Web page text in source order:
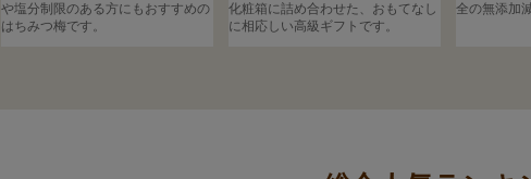
や塩分制限のある方にもおすすめの
はちみつ梅です。
化粧箱に詰め合わせた、おもてなし
に相応しい高級ギフトです。
全の無添加